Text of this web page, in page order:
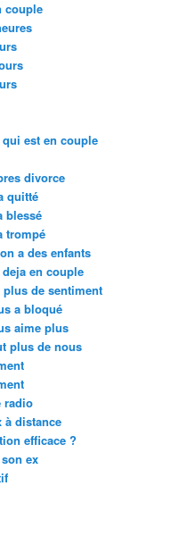
couple
est en couple
divorce
quitté
blessé
trompé
a des enfants
en couple
de sentiment
a bloqué
aime plus
plus de nous
radio
à distance
efficace ?
ex